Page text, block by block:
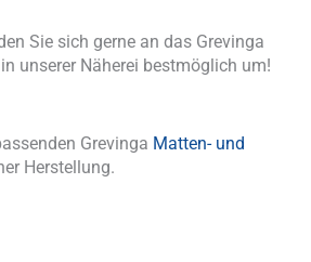
Sie sich gerne an das Grevinga
unserer Näherei bestmöglich um!
Grevinga Matten- und
Herstellung.